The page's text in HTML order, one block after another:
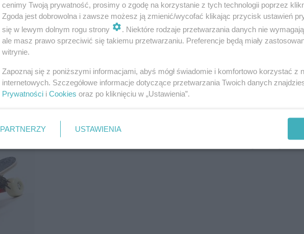
Mleczko pszczele – właściwości i działanie
Jazda na deskorolce: 7 porad dla
cenimy Twoją prywatność, prosimy o zgodę na korzystanie z tych technologii poprzez
Zgoda jest dobrowolna i zawsze możesz ją zmienić/wycofać klikając przycisk ustawień
się w lewym dolnym rogu strony
. Niektóre rodzaje przetwarzania danych nie
ale masz prawo sprzeciwić się takiemu przetwarzaniu. Preferencje będą miały
witrynie.
Zapoznaj się z poniższymi informacjami, abyś mógł świadomie i komfortowo korzystać z
internetowych. Szczegółowe informacje dotyczące przetwarzania Twoich danych
Prywatności i Cookies oraz po kliknięciu w „Ustawienia”.
PARTNERZY USTAWIENIA